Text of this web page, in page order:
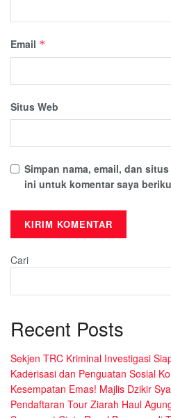
Email *
Situs Web
Simpan nama, email, dan
ini untuk komentar saya
Cari
Recent Posts
Sekjen TRC Kriminal Investigasi
Kaderisasi dan Penguatan Sosial
Kesempatan Emas! Majlis Dzikir
Pendaftaran Tour Ziarah Haul